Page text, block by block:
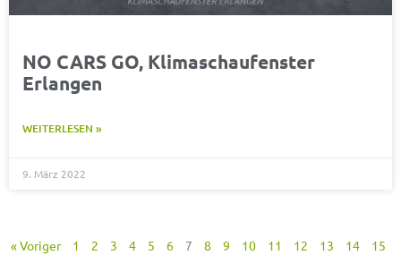
NO CARS GO, Klimaschaufenster
Erlangen
WEITERLESEN »
9. März 2022
« Voriger 1 2 3 4 5 6 7 8 9 10 11 12 13 14
15